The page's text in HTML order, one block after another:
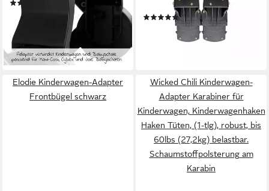
12,90 € 24,90 €
-48%
lieferbar - in 3-4 Werktagen bei dir
NEOMOVE Kinderwagen,
Verbindung der NEOMOVE
Babyschale mit dem
(1)
UVP 39,95 €
Elodie Kinderwagen-Adapter
Frontbügel schwarz
Wicked Chili Kinderwagen-
Adapter Karabiner für
Kinderwagen, Kinderwagenhaken
Haken Tüten, (1-tlg), robust, bis
60lbs (27,2kg) belastbar.
Schaumstoffpolsterung am
Karabin